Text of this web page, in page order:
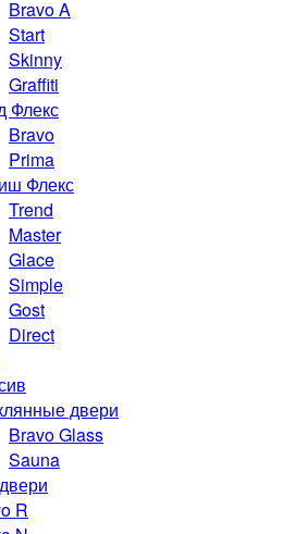
Bravo A
Start
Skinny
Graffiti
Флекс
Bravo
Prima
Флекс
Trend
Master
Glace
Simple
Gost
Direct
двери
Bravo Glass
Sauna
R